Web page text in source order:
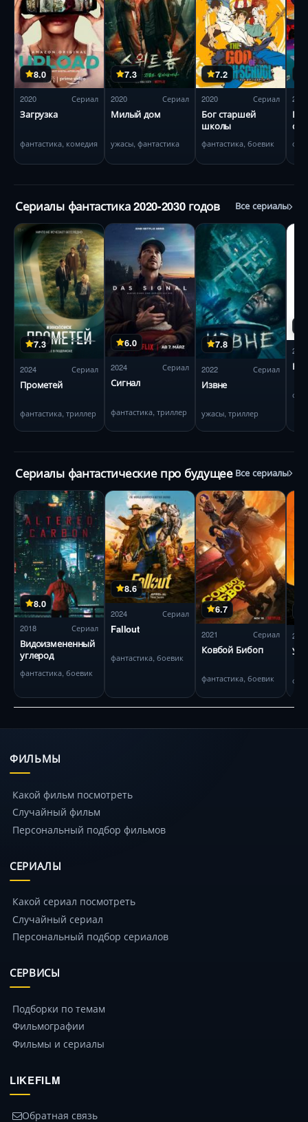
8.0
2020 Сериал
Загрузка
фантастика, комедия
7.3
2020 Сериал
Милый дом
ужасы, фантастика
7.2
2020 Сериал
Бог старшей
школы
фантастика, боевик
2020
Сериалы фантастика 2020-2030 годов Все сериалы
7.3
2024 Сериал
Прометей
фантастика, триллер
6.0
2024 Сериал
Сигнал
фантастика, триллер
7.8
2022 Сериал
Извне
ужасы, триллер
2022
Сериалы фантастические про будущее Все сериалы
8.0
2018 Сериал
Видоизмененный
углерод
фантастика, боевик
8.6
2024 Сериал
Fallout
фантастика, боевик
6.7
2021 Сериал
Ковбой Бибоп
фантастика, боевик
2023
ФИЛЬМЫ
Какой фильм посмотреть
Случайный фильм
Персональный подбор фильмов
СЕРИАЛЫ
Какой сериал посмотреть
Случайный сериал
Персональный подбор сериалов
СЕРВИСЫ
Подборки по темам
Фильмографии
Фильмы и сериалы
LIKEFILM
Обратная связь